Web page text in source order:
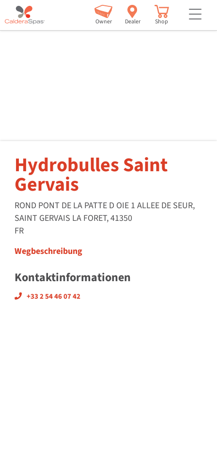
Owner Dealer Shop
Hydrobulles Saint
Gervais
ROND PONT DE LA PATTE D OIE 1 ALLEE DE SEUR,
SAINT GERVAIS LA FORET, 41350
FR
Wegbeschreibung
Kontaktinformationen
+33 2 54 46 07 42